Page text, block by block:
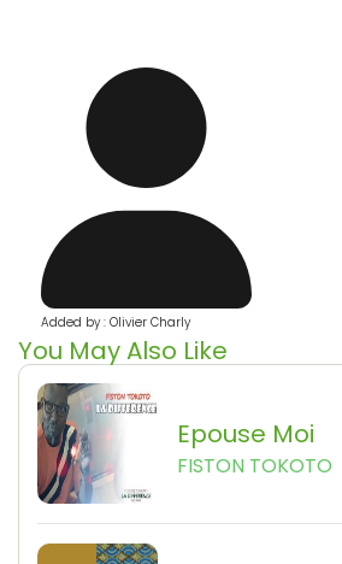
Added by : Olivier Charly
You May Also Like
Epouse Moi
FISTON TOKOTO